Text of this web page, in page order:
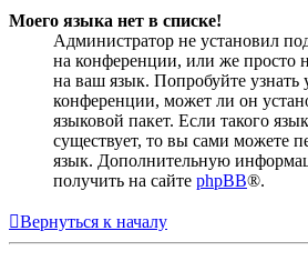
Моего языка нет в списке!
Администратор не установил
на конференции, или же просто
на ваш язык. Попробуйте узнать
конференции, может ли он
языковой пакет. Если такого
существует, то вы сами можете
язык. Дополнительную
получить на сайте phpBB®.
Вернуться к началу